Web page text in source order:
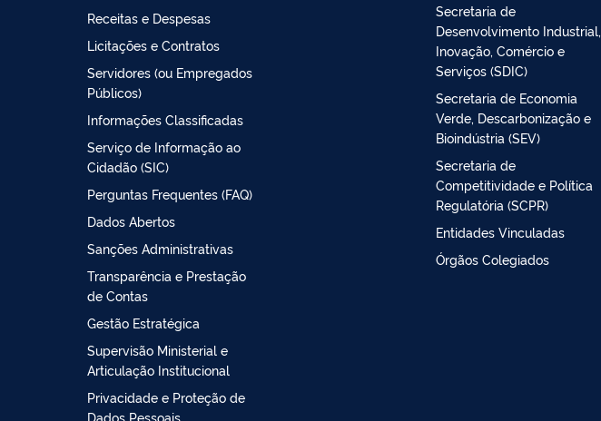
Receitas e Despesas
Licitações e Contratos
Servidores (ou Empregados
Públicos)
Informações Classificadas
Serviço de Informação ao
Cidadão (SIC)
Perguntas Frequentes (FAQ)
Dados Abertos
Sanções Administrativas
Transparência e Prestação
de Contas
Gestão Estratégica
Supervisão Ministerial e
Articulação Institucional
Privacidade e Proteção de
Dados Pessoais
Secretaria de
Desenvolvimento Industrial,
Inovação, Comércio e
Serviços (SDIC)
Secretaria de Economia
Verde, Descarbonização e
Bioindústria (SEV)
Secretaria de
Competitividade e Política
Regulatória (SCPR)
Entidades Vinculadas
Órgãos Colegiados